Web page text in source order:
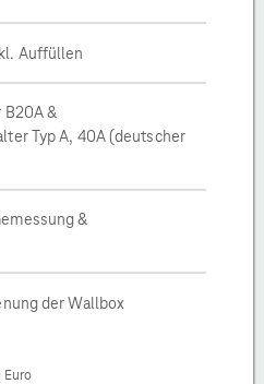
Auffüllen
&
Typ A, 40A (deutscher
&
der Wallbox